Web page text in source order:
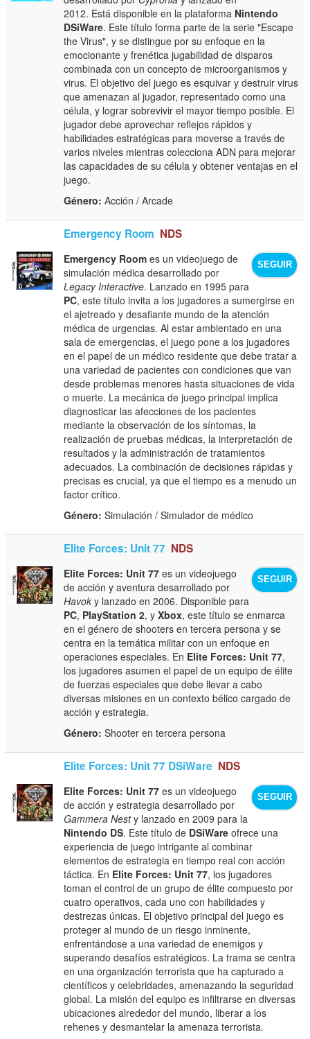
2012. Está disponible en la plataforma Nintendo
DSiWare. Este título forma parte de la serie "Escape
the Virus", y se distingue por su enfoque en la
emocionante y frenética jugabilidad de disparos
combinada con un concepto de microorganismos y
virus. El objetivo del juego es esquivar y destruir virus
que amenazan al jugador, representado como una
célula, y lograr sobrevivir el mayor tiempo posible. El
jugador debe aprovechar reflejos rápidos y
habilidades estratégicas para moverse a través de
varios niveles mientras colecciona ADN para mejorar
las capacidades de su célula y obtener ventajas en el
juego.
Género: Acción / Arcade
Emergency Room NDS
SEGUIR
Emergency Room es un videojuego de
simulación médica desarrollado por
Legacy Interactive. Lanzado en 1995 para
PC, este título invita a los jugadores a sumergirse en
el ajetreado y desafiante mundo de la atención
médica de urgencias. Al estar ambientado en una
sala de emergencias, el juego pone a los jugadores
en el papel de un médico residente que debe tratar a
una variedad de pacientes con condiciones que van
desde problemas menores hasta situaciones de vida
o muerte. La mecánica de juego principal implica
diagnosticar las afecciones de los pacientes
mediante la observación de los síntomas, la
realización de pruebas médicas, la interpretación de
resultados y la administración de tratamientos
adecuados. La combinación de decisiones rápidas y
precisas es crucial, ya que el tiempo es a menudo un
factor crítico.
Género: Simulación / Simulador de médico
Elite Forces: Unit 77 NDS
SEGUIR
Elite Forces: Unit 77 es un videojuego
de acción y aventura desarrollado por
Havok y lanzado en 2006. Disponible para
PC, PlayStation 2, yXbox, este título se enmarca
en el género de shooters en tercera persona y se
centra en la temática militar con un enfoque en
operaciones especiales. En Elite Forces: Unit 77,
los jugadores asumen el papel de un equipo de élite
de fuerzas especiales que debe llevar a cabo
diversas misiones en un contexto bélico cargado de
acción y estrategia.
Género: Shooter en tercera persona
Elite Forces: Unit 77 DSiWare NDS
SEGUIR
Elite Forces: Unit 77 es un videojuego
de acción y estrategia desarrollado por
Gammera Nesty lanzado en 2009 para la
Nintendo DS. Este título de DSiWare ofrece una
experiencia de juego intrigante al combinar
elementos de estrategia en tiempo real con acción
táctica. En Elite Forces: Unit 77, los jugadores
toman el control de un grupo de élite compuesto por
cuatro operativos, cada uno con habilidades y
destrezas únicas. El objetivo principal del juego es
proteger al mundo de un riesgo inminente,
enfrentándose a una variedad de enemigos y
superando desafíos estratégicos. La trama se centra
en una organización terrorista que ha capturado a
científicos y celebridades, amenazando la seguridad
global. La misión del equipo es infiltrarse en diversas
ubicaciones alrededor del mundo, liberar a los
rehenes y desmantelar la amenaza terrorista.